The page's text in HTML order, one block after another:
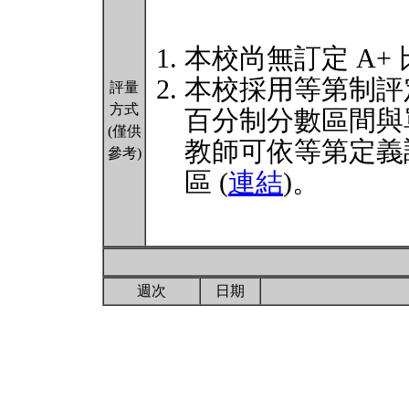
評量
方式
(僅供
參考)
本校尚無訂定 A+
本校採用等第制
百分制分數區間
教師可依等第定
區 (連結)。
週次 日期